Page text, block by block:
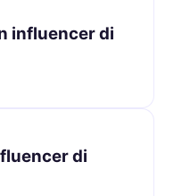
influencer di
di